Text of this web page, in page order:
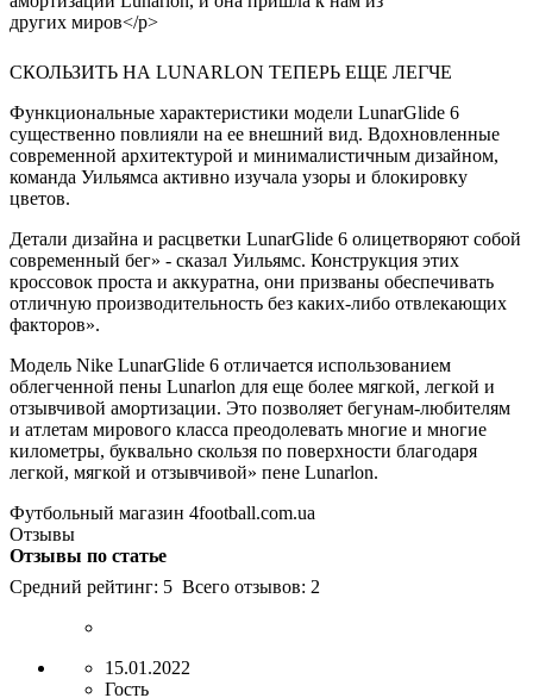
СКОЛЬЗИТЬ НА LUNARLON ТЕПЕРЬ ЕЩЕ ЛЕГЧЕ
Функциональные характеристики модели LunarGlide 6
существенно повлияли на ее внешний вид. Вдохновленные
современной архитектурой и минималистичным дизайном,
команда Уильямса активно изучала узоры и блокировку
цветов.
Детали дизайна и расцветки LunarGlide 6 олицетворяют собой
современный бег» - сказал Уильямс. Конструкция этих
кроссовок проста и аккуратна, они призваны обеспечивать
отличную производительность без каких-либо отвлекающих
факторов».
Модель Nike LunarGlide 6 отличается использованием
облегченной пены Lunarlon для еще более мягкой, легкой и
отзывчивой амортизации. Это позволяет бегунам-любителям
и атлетам мирового класса преодолевать многие и многие
километры, буквально скользя по поверхности благодаря
легкой, мягкой и отзывчивой» пене Lunarlon.
Футбольный магазин 4football.com.ua
Отзывы
Отзывы по статье
Средний рейтинг: 5 Всего отзывов: 2
15.01.2022
Гость